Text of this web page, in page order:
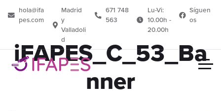
hola@ifa
pes.com
Madrid
y
Valladoli
d
671 748
563
Lu-Vi:
10.00h -
20.00h
Síguen
os
iFAPES_C_53_Ba
nner